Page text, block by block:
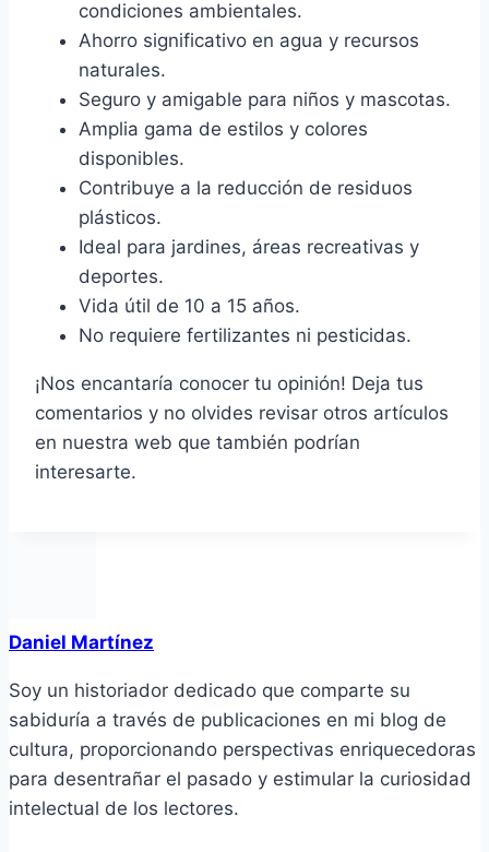
condiciones ambientales.
Ahorro significativo en agua y recursos
naturales.
Seguro y amigable para niños y mascotas.
Amplia gama de estilos y colores
disponibles.
Contribuye a la reducción de residuos
plásticos.
Ideal para jardines, áreas recreativas y
deportes.
Vida útil de 10 a 15 años.
No requiere fertilizantes ni pesticidas.
¡Nos encantaría conocer tu opinión! Deja tus
comentarios y no olvides revisar otros artículos
en nuestra web que también podrían
interesarte.
Daniel Martínez
Soy un historiador dedicado que comparte su
sabiduría a través de publicaciones en mi blog de
cultura, proporcionando perspectivas enriquecedoras
para desentrañar el pasado y estimular la curiosidad
intelectual de los lectores.